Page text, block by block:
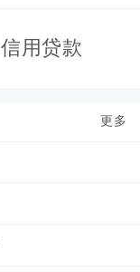
信用贷款
更多